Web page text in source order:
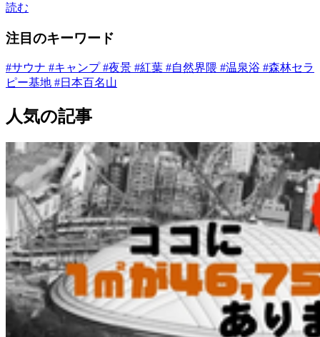
読む
注目のキーワード
#サウナ #キャンプ#夜景 #紅葉 #自然界隈 #温泉浴 #森林セラ
ピー基地 #日本百名山
人気の記事